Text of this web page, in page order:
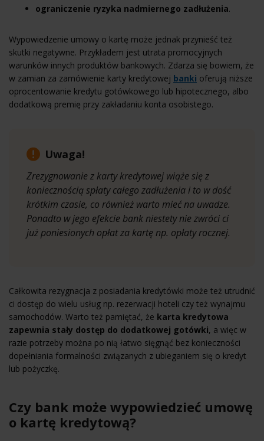
ograniczenie ryzyka nadmiernego zadłużenia.
Wypowiedzenie umowy o kartę może jednak przynieść też
skutki negatywne. Przykładem jest utrata promocyjnych
warunków innych produktów bankowych. Zdarza się bowiem, że
w zamian za zamówienie karty kredytowej banki oferują niższe
oprocentowanie kredytu gotówkowego lub hipotecznego, albo
dodatkową premię przy zakładaniu konta osobistego.
Uwaga!
Zrezygnowanie z karty kredytowej wiąże się z
koniecznością spłaty całego zadłużenia i to w dość
krótkim czasie, co również warto mieć na uwadze.
Ponadto w jego efekcie bank niestety nie zwróci ci
już poniesionych opłat za kartę np. opłaty rocznej.
Całkowita rezygnacja z posiadania kredytówki może też utrudnić
ci dostęp do wielu usług np. rezerwacji hoteli czy też wynajmu
samochodów. Warto też pamiętać, że karta kredytowa
zapewnia stały dostęp do dodatkowej gotówki, a więc w
razie potrzeby można po nią łatwo sięgnąć bez konieczności
dopełniania formalności związanych z ubieganiem się o kredyt
lub pożyczkę.
Czy bank może wypowiedzieć umowę
o kartę kredytową?